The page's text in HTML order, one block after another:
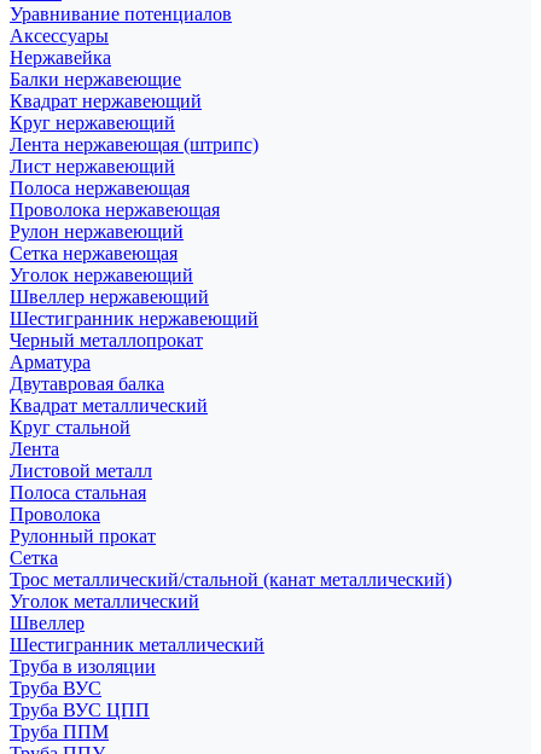
Уравнивание потенциалов
Аксессуары
Нержавейка
Балки нержавеющие
Квадрат нержавеющий
Круг нержавеющий
Лента нержавеющая (штрипс)
Лист нержавеющий
Полоса нержавеющая
Проволока нержавеющая
Рулон нержавеющий
Сетка нержавеющая
Уголок нержавеющий
Швеллер нержавеющий
Шестигранник нержавеющий
Черный металлопрокат
Арматура
Двутавровая балка
Квадрат металлический
Круг стальной
Лента
Листовой металл
Полоса стальная
Проволока
Рулонный прокат
Сетка
Трос металлический/стальной (канат металлический)
Уголок металлический
Швеллер
Шестигранник металлический
Труба в изоляции
Труба ВУС
Труба ВУС ЦПП
Труба ППМ